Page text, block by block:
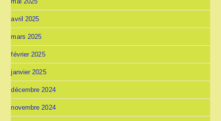
avril 2025
mars 2025
février 2025
janvier 2025
décembre 2024
novembre 2024